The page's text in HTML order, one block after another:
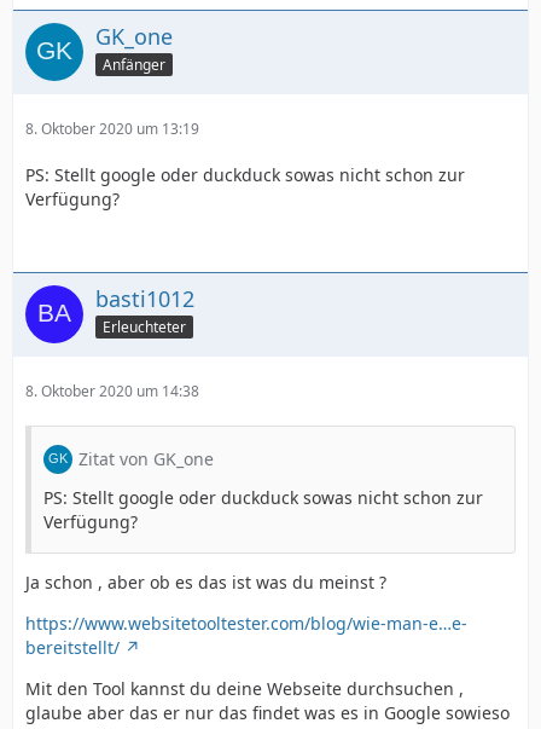
GK_one
Anfänger
8. Oktober 2020 um 13:19
PS: Stellt google oder duckduck sowas nicht schon zur
Verfügung?
basti1012
Erleuchteter
8. Oktober 2020 um 14:38
Zitat von GK_one
PS: Stellt google oder duckduck sowas nicht schon zur
Verfügung?
Ja schon , aber ob es das ist was du meinst ?
https://www.websitetooltester.com/blog/wie-man-e…e-
bereitstellt/
Mit den Tool kannst du deine Webseite durchsuchen ,
glaube aber das er nur das findet was es in Google sowieso